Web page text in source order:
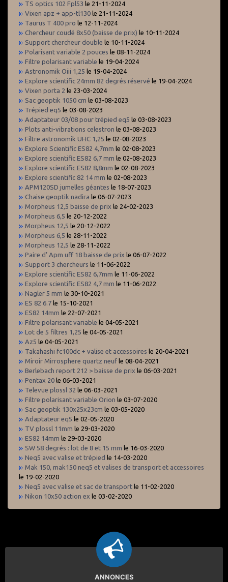
TS optics 102 Fpl53 le 21-11-2024
Vixen apz + app-tl130 le 21-11-2024
Taurus T 400 pro le 12-11-2024
Chercheur coudé 8x50 (baisse de prix) le 10-11-2024
Support chercheur double le 10-11-2024
Polarisant variable 2 pouces le 08-11-2024
Filtre polarisant variable le 19-04-2024
Astronomik Oiii 1,25 le 19-04-2024
Explore scientific 24mm 82 degrés réservé le 19-04-2024
Vixen porta 2 le 23-03-2024
Sac geoptik 1050 cm le 03-08-2023
Trépied eq5 le 03-08-2023
Adaptateur 03/08 pour trépied eq5 le 03-08-2023
Plots anti-vibrations celestron le 03-08-2023
Filtre astronomik UHC 1,25 le 02-08-2023
Explore Scientific ES82 4,7mm le 02-08-2023
Explore scientific ES82 6,7 mm le 02-08-2023
Explore scientific ES82 8,8mm le 02-08-2023
Explore scientific 82 14 mm le 02-08-2023
APM120SD jumelles géantes le 18-07-2023
Chaise geoptik nadira le 06-07-2023
Morpheus 12,5 baisse de prix le 24-02-2023
Morpheus 6,5 le 20-12-2022
Morpheus 12,5 le 20-12-2022
Morpheus 6,5 le 28-11-2022
Morpheus 12,5 le 28-11-2022
Paire d’ Apm uff 18 baisse de prix le 06-07-2022
Support 3 chercheurs le 11-06-2022
Explore scientific ES82 6,7mm le 11-06-2022
Explore scientific ES82 4,7 mm le 11-06-2022
Nagler 5 mm le 30-10-2021
ES 82 6.7 le 15-10-2021
ES82 14mm le 22-07-2021
Filtre polarisant variable le 04-05-2021
Lot de 5 filtres 1,25 le 04-05-2021
Az5 le 04-05-2021
Takahashi fc100dc + valise et accessoires le 20-04-2021
Miroir Mirrosphere quartz neuf le 08-04-2021
Berlebach report 212 > baisse de prix le 06-03-2021
Pentax 20 le 06-03-2021
Televue plossl 32 le 06-03-2021
Filtre polarisant variable Orion le 03-07-2020
Sac geoptik 130x25x23cm le 03-05-2020
Adaptateur eq5 le 02-05-2020
TV plossl 11mm le 29-03-2020
ES82 14mm le 29-03-2020
SW 58 degrés : lot de 8 et 15 mm le 16-03-2020
Neq5 avec valise et trépied le 14-03-2020
Mak 150, mak150 neq5 et valises de transport et accessoires
le 19-02-2020
Neq5 avec valise et sac de transport le 11-02-2020
Nikon 10x50 action ex le 03-02-2020
ANNONCES